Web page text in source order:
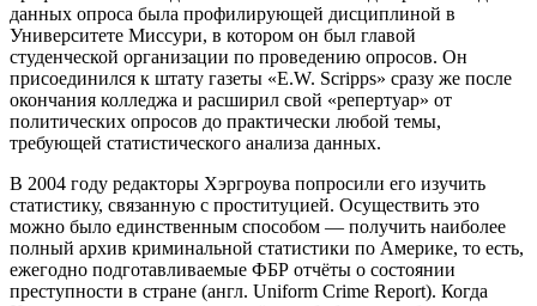
данных опроса была профилирующей дисциплиной в
Университете Миссури, в котором он был главой
студенческой организации по проведению опросов. Он
присоединился к штату газеты «E.W. Scripps» сразу же после
окончания колледжа и расширил свой «репертуар» от
политических опросов до практически любой темы,
требующей статистического анализа данных.
В 2004 году редакторы Хэргроува попросили его изучить
статистику, связанную с проституцией. Осуществить это
можно было единственным способом — получить наиболее
полный архив криминальной статистики по Америке, то есть,
ежегодно подготавливаемые ФБР отчёты о состоянии
преступности в стране (англ. Uniform Crime Report). Когда